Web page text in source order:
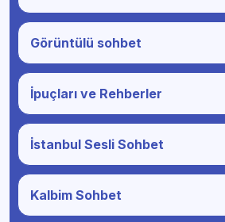
Görüntülü sohbet
İpuçları ve Rehberler
İstanbul Sesli Sohbet
Kalbim Sohbet